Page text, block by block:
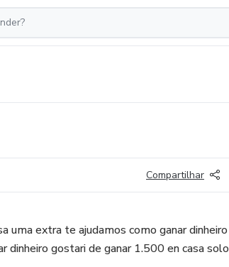
Compartilhar
uma extra te ajudamos como ganar dinheiro
dinheiro gostari de ganar 1.500 en casa solo